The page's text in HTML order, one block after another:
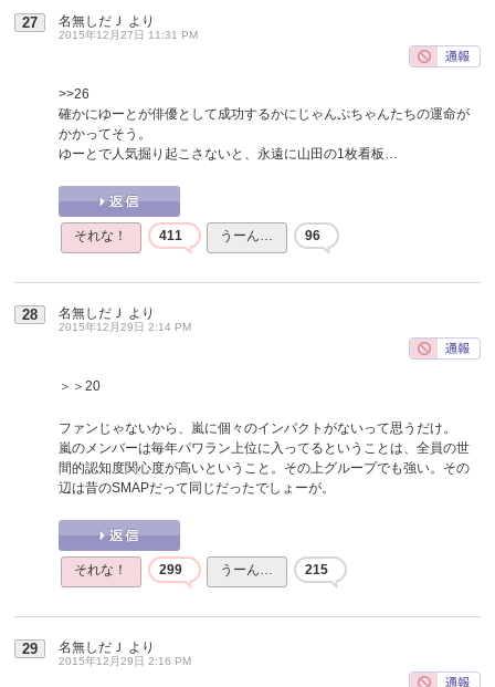
27 名無しだＪ より
2015年12月27日 11:31 PM
>>26
確かにゆーとが俳優として成功するかにじゃんぷちゃんたちの運命が
かかってそう。
ゆーとで人気掘り起こさないと、永遠に山田の1枚看板…
それな！ 411 うーん… 96
28 名無しだＪ より
2015年12月29日 2:14 PM
＞＞20
ファンじゃないから、嵐に個々のインパクトがないって思うだけ。
嵐のメンバーは毎年パワラン上位に入ってるということは、全員の世
間的認知度関心度が高いということ。その上グループでも強い。その
辺は昔のSMAPだって同じだったでしょーが。
それな！ 299 うーん… 215
29 名無しだＪ より
2015年12月29日 2:16 PM